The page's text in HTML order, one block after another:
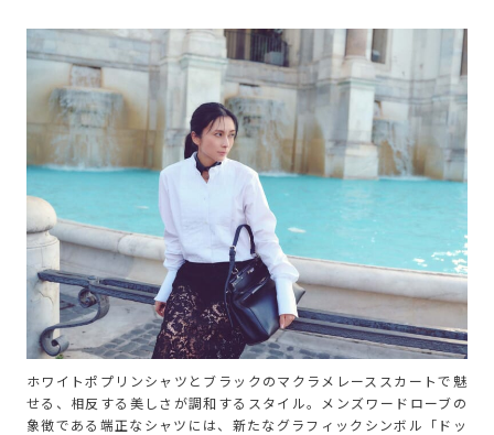
ホワイトポプリンシャツとブラックのマクラメレーススカートで魅
せる、相反する美しさが調和するスタイル。メンズワードローブの
象徴である端正なシャツには、新たなグラフィックシンボル「ドッ